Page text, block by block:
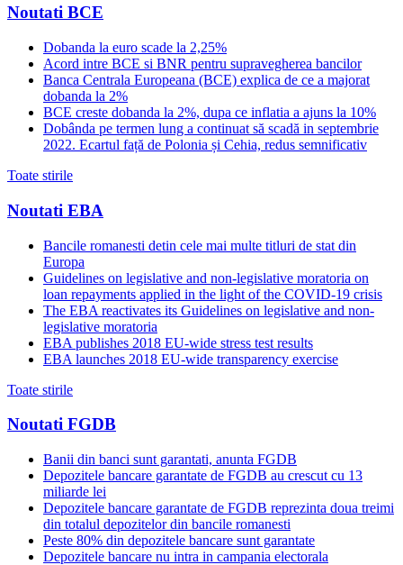
Noutati BCE
Dobanda la euro scade la 2,25%
Acord intre BCE si BNR pentru supravegherea bancilor
Banca Centrala Europeana (BCE) explica de ce a majorat
dobanda la 2%
BCE creste dobanda la 2%, dupa ce inflatia a ajuns la 10%
Dobânda pe termen lung a continuat să scadă in septembrie
2022. Ecartul față de Polonia și Cehia, redus semnificativ
Toate stirile
Noutati EBA
Bancile romanesti detin cele mai multe titluri de stat din
Europa
Guidelines on legislative and non-legislative moratoria on
loan repayments applied in the light of the COVID-19 crisis
The EBA reactivates its Guidelines on legislative and non-
legislative moratoria
EBA publishes 2018 EU-wide stress test results
EBA launches 2018 EU-wide transparency exercise
Toate stirile
Noutati FGDB
Banii din banci sunt garantati, anunta FGDB
Depozitele bancare garantate de FGDB au crescut cu 13
miliarde lei
Depozitele bancare garantate de FGDB reprezinta doua treimi
din totalul depozitelor din bancile romanesti
Peste 80% din depozitele bancare sunt garantate
Depozitele bancare nu intra in campania electorala